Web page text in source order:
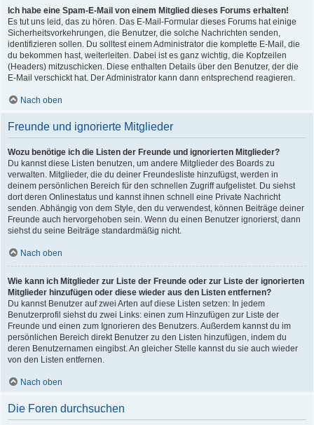
Ich habe eine Spam-E-Mail von einem Mitglied dieses Forums erhalten!
Es tut uns leid, das zu hören. Das E-Mail-Formular dieses Forums hat einige
Sicherheitsvorkehrungen, die Benutzer, die solche Nachrichten senden,
identifizieren sollen. Du solltest einem Administrator die komplette E-Mail, die
du bekommen hast, weiterleiten. Dabei ist es ganz wichtig, die Kopfzeilen
(Headers) mitzuschicken. Diese enthalten Details über den Benutzer, der die
E-Mail verschickt hat. Der Administrator kann dann entsprechend reagieren.
Nach oben
Freunde und ignorierte Mitglieder
Wozu benötige ich die Listen der Freunde und ignorierten Mitglieder?
Du kannst diese Listen benutzen, um andere Mitglieder des Boards zu
verwalten. Mitglieder, die du deiner Freundesliste hinzufügst, werden in
deinem persönlichen Bereich für den schnellen Zugriff aufgelistet. Du siehst
dort deren Onlinestatus und kannst ihnen schnell eine Private Nachricht
senden. Abhängig von dem Style, den du verwendest, können Beiträge deiner
Freunde auch hervorgehoben sein. Wenn du einen Benutzer ignorierst, dann
siehst du seine Beiträge standardmäßig nicht.
Nach oben
Wie kann ich Mitglieder zur Liste der Freunde oder zur Liste der ignorierten
Mitglieder hinzufügen oder diese wieder aus den Listen entfernen?
Du kannst Benutzer auf zwei Arten auf diese Listen setzen: In jedem
Benutzerprofil siehst du zwei Links: einen zum Hinzufügen zur Liste der
Freunde und einen zum Ignorieren des Benutzers. Außerdem kannst du im
persönlichen Bereich direkt Benutzer zu den Listen hinzufügen, indem du
deren Benutzernamen eingibst. An gleicher Stelle kannst du sie auch wieder
von den Listen entfernen.
Nach oben
Die Foren durchsuchen